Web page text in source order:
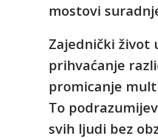
mostovi
Zajednički život
prihvaćanje
promicanje
To
svih ljudi bez